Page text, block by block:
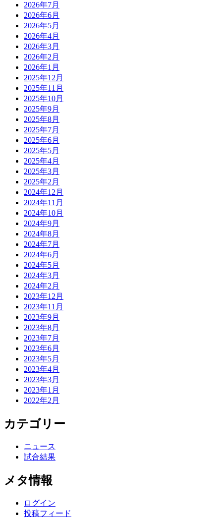
2026年7月
2026年6月
2026年5月
2026年4月
2026年3月
2026年2月
2026年1月
2025年12月
2025年11月
2025年10月
2025年9月
2025年8月
2025年7月
2025年6月
2025年5月
2025年4月
2025年3月
2025年2月
2024年12月
2024年11月
2024年10月
2024年9月
2024年8月
2024年7月
2024年6月
2024年5月
2024年3月
2024年2月
2023年12月
2023年11月
2023年9月
2023年8月
2023年7月
2023年6月
2023年5月
2023年4月
2023年3月
2023年1月
2022年2月
カテゴリー
ニュース
試合結果
メタ情報
ログイン
投稿フィード